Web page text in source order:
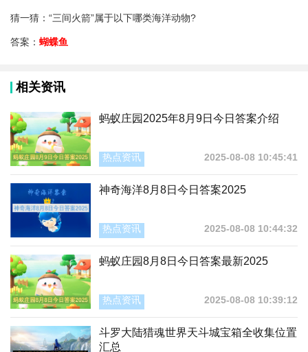
猜一猜：“三间火箭”属于以下哪类海洋动物?
答案： 蝴蝶鱼
相关资讯
蚂蚁庄园2025年8月9日今日答案介绍
热点资讯 2025-08-08 10:45:41
神奇海洋8月8日今日答案2025
热点资讯 2025-08-08 10:44:32
蚂蚁庄园8月8日今日答案最新2025
热点资讯 2025-08-08 10:39:12
斗罗大陆猎魂世界天斗城宝箱全收集位置
汇总